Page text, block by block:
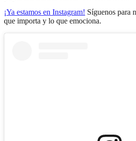
¡Ya estamos en Instagram! Síguenos para
que importa y lo que emociona.